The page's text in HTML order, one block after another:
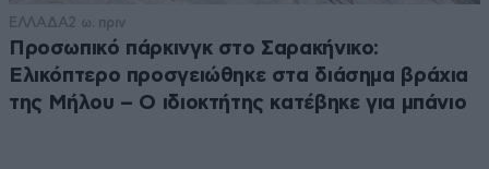
ΕΛΛΑΔΑ2 ω. πριν
Προσωπικό πάρκινγκ στο Σαρακήνικο:
Ελικόπτερο προσγειώθηκε στα διάσημα βράχια
της Μήλου – Ο ιδιοκτήτης κατέβηκε για μπάνιο